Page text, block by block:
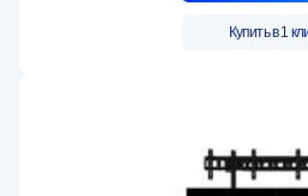
Купить в 1